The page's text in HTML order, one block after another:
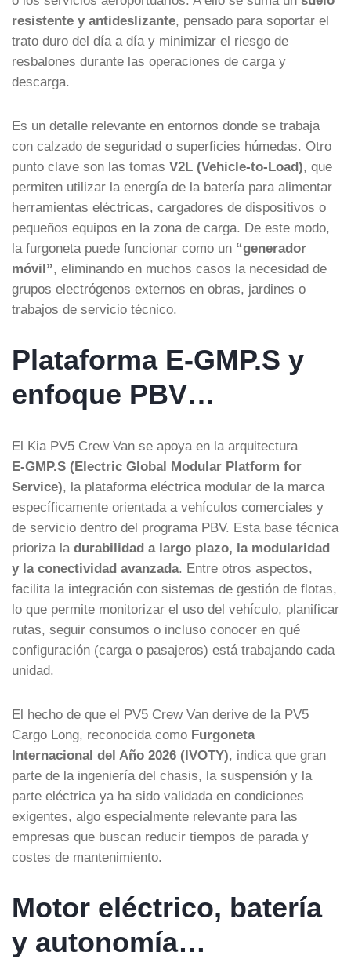
resistente y antideslizante, pensado para soportar el
trato duro del día a día y minimizar el riesgo de
resbalones durante las operaciones de carga y
descarga.
Es un detalle relevante en entornos donde se trabaja
con calzado de seguridad o superficies húmedas. Otro
punto clave son las tomas V2L (Vehicle-to-Load), que
permiten utilizar la energía de la batería para alimentar
herramientas eléctricas, cargadores de dispositivos o
pequeños equipos en la zona de carga. De este modo,
la furgoneta puede funcionar como un “generador
móvil”, eliminando en muchos casos la necesidad de
grupos electrógenos externos en obras, jardines o
trabajos de servicio técnico.
Plataforma E-GMP.S y
enfoque PBV…
El Kia PV5 Crew Van se apoya en la arquitectura
E‑GMP.S (Electric Global Modular Platform for
Service), la plataforma eléctrica modular de la marca
específicamente orientada a vehículos comerciales y
de servicio dentro del programa PBV. Esta base técnica
prioriza la durabilidad a largo plazo, la modularidad
y la conectividad avanzada. Entre otros aspectos,
facilita la integración con sistemas de gestión de flotas,
lo que permite monitorizar el uso del vehículo, planificar
rutas, seguir consumos o incluso conocer en qué
configuración (carga o pasajeros) está trabajando cada
unidad.
El hecho de que el PV5 Crew Van derive de la PV5
Cargo Long, reconocida como Furgoneta
Internacional del Año 2026 (IVOTY), indica que gran
parte de la ingeniería del chasis, la suspensión y la
parte eléctrica ya ha sido validada en condiciones
exigentes, algo especialmente relevante para las
empresas que buscan reducir tiempos de parada y
costes de mantenimiento.
Motor eléctrico, batería
y autonomía…